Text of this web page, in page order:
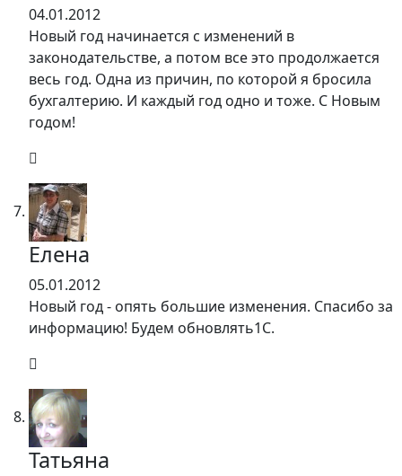
04.01.2012
Новый год начинается с изменений в
законодательстве, а потом все это продолжается
весь год. Одна из причин, по которой я бросила
бухгалтерию. И каждый год одно и тоже. С Новым
годом!
Елена
05.01.2012
Новый год - опять большие изменения. Спасибо за
информацию! Будем обновлять1С.
Татьяна